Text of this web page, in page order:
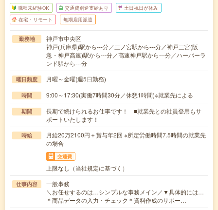
職種未経験OK 交通費別途支給あり 土日祝日が休み
在宅・リモート 無期雇用派遣
勤務地
神戸市中央区
神戸(兵庫県)駅から---分／三ノ宮駅から---分／神戸三宮(阪
急・神戸高速)駅から---分／高速神戸駅から---分／ハーバーラ
ンド駅から---分
曜日頻度 月曜～金曜(週5日勤務)
時間 9:00～17:30(実働7時間30分／休憩1時間)※就業先による
期間
長期で続けられるお仕事です！ ■就業先との社員登用もサ
ポートいたします！
時給
月給20万2100円＋賞与年2回 ※所定労働時間7.5時間の就業先
の場合
交通費
上限なし（当社規定に基づく）
仕事内容
一般事務
＼お任せするのは…シンプルな事務メイン／▼具体的には…
＊商品データの入力・チェック＊資料作成のサポー…